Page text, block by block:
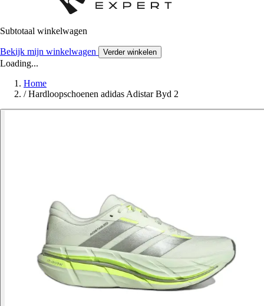
Subtotaal winkelwagen
Bekijk mijn winkelwagen Verder winkelen
Loading...
Home
/ Hardloopschoenen adidas Adistar Byd 2